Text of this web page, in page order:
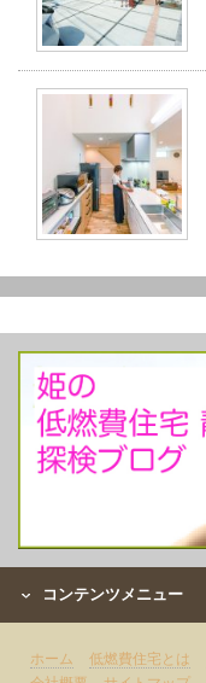
コンテンツメニュー
ホーム 低燃費住宅とは